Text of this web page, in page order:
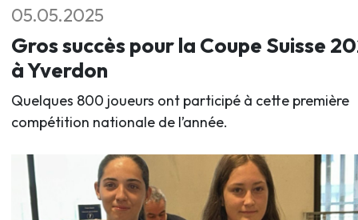
05.05.2025
Gros succès pour la Coupe Suisse
à Yverdon
Quelques 800 joueurs ont participé à cette première
compétition nationale de l’année.